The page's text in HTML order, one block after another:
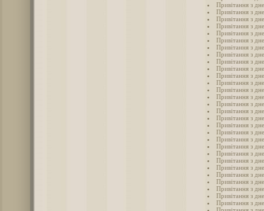
Привітання з
Привітання з
Привітання з
Привітання з
Привітання з
Привітання з
Привітання з
Привітання з
Привітання з
Привітання з
Привітання з
Привітання з
Привітання з
Привітання з
Привітання з
Привітання з
Привітання з
Привітання з
Привітання з
Привітання з
Привітання з
Привітання з
Привітання з
Привітання з
Привітання з
Привітання з
Привітання з
Привітання з
Привітання з